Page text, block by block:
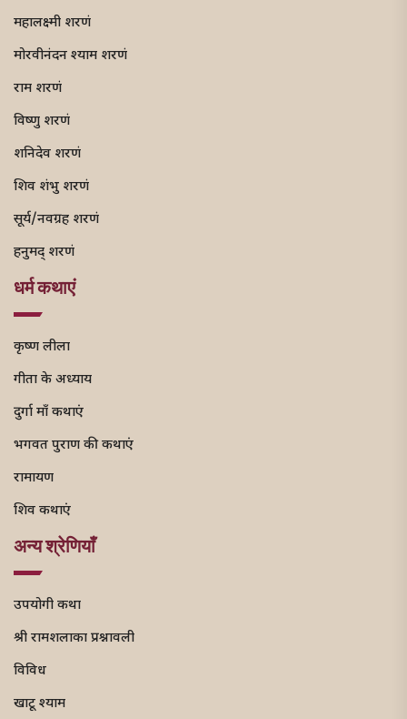
महालक्ष्मी शरणं
मोरवीनंदन श्याम शरणं
राम शरणं
विष्णु शरणं
शनिदेव शरणं
शिव शंभु शरणं
सूर्य/नवग्रह शरणं
हनुमद् शरणं
धर्म कथाएं
कृष्ण लीला
गीता के अध्याय
दुर्गा माँ कथाएं
भगवत पुराण की कथाएं
रामायण
शिव कथाएं
अन्य श्रेणियाँ
उपयोगी कथा
श्री रामशलाका प्रश्नावली
विविध
खाटू श्याम